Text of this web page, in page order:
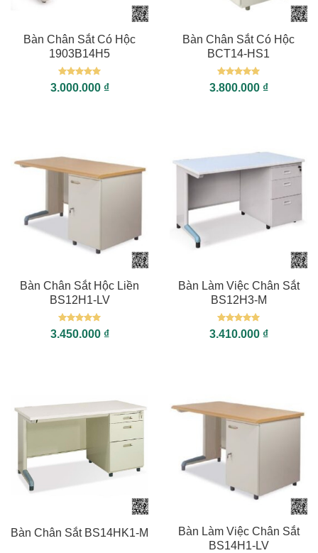
Bàn Chân Sắt Có Hộc
1903B14H5
Được xếp
hạng55
3.000.000 ₫
Bàn Chân Sắt Có Hộc
BCT14-HS1
Được xếp
hạng55
3.800.000 ₫
Bàn Chân Sắt Hộc Liền
BS12H1-LV
Được xếp
hạng55
3.450.000 ₫
Bàn Làm Việc Chân Sắt
BS12H3-M
Được xếp
hạng55
3.410.000 ₫
Bàn Chân Sắt BS14HK1-M
Bàn Làm Việc Chân Sắt
BS14H1-LV